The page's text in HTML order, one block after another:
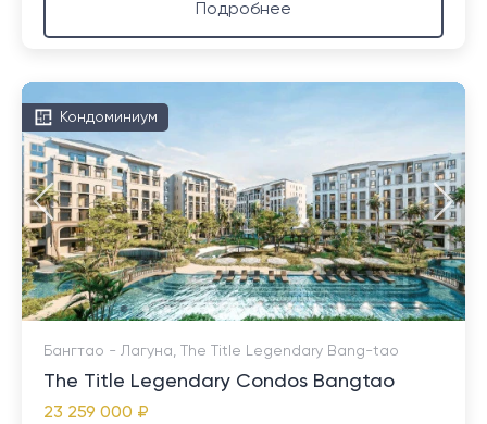
Подробнее
Кондоминиум
Бангтао - Лагуна, The Title Legendary Bang-tao
The Title Legendary Condos Bangtao
23 259 000 ₽